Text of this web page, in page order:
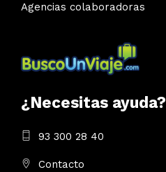
Agencias colaboradoras
¿Necesitas ayuda?
93 300 28 40
Contacto